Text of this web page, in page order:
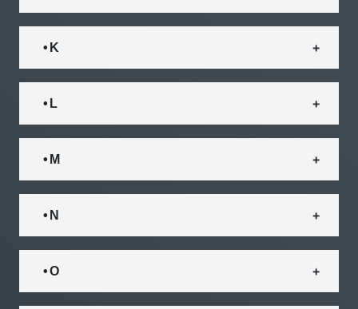
• K
• L
• M
• N
• O